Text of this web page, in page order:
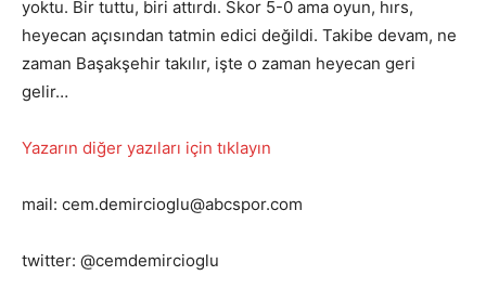
yoktu. Bir tuttu, biri attırdı. Skor 5-0 ama oyun, hırs,
heyecan açısından tatmin edici değildi. Takibe devam, ne
zaman Başakşehir takılır, işte o zaman heyecan geri
gelir…
Yazarın diğer yazıları için tıklayın
mail: cem.demircioglu@abcspor.com
twitter: @cemdemircioglu